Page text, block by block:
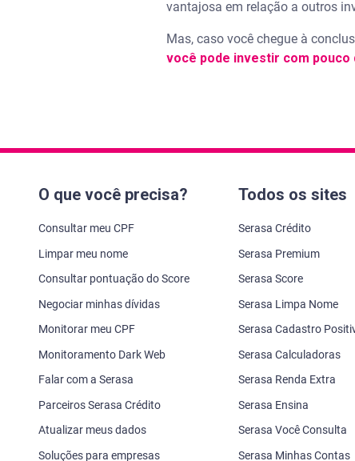
vantajosa em relação a outros
Mas, caso você chegue à
você pode investir com pouco
O que você precisa?
Consultar meu CPF
Limpar meu nome
Consultar pontuação do Score
Negociar minhas dívidas
Monitorar meu CPF
Monitoramento Dark Web
Falar com a Serasa
Parceiros Serasa Crédito
Atualizar meus dados
Soluções para empresas
Todos os sites
Serasa Crédito
Serasa Premium
Serasa Score
Serasa Limpa Nome
Serasa Cadastro
Serasa Calculadoras
Serasa Renda Extra
Serasa Ensina
Serasa Você Consulta
Serasa Minhas Contas